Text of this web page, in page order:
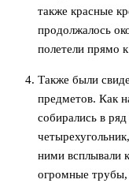
также красные
продолжалось
полетели прямо
Также были
предметов. Как
собирались в
ними всплывали
огромные